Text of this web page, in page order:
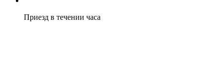
Приезд в течении часа